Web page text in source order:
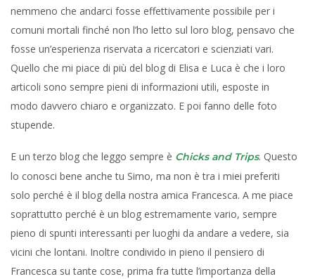
nemmeno che andarci fosse effettivamente possibile per i
comuni mortali finché non l’ho letto sul loro blog, pensavo che
fosse un’esperienza riservata a ricercatori e scienziati vari.
Quello che mi piace di più del blog di Elisa e Luca è che i loro
articoli sono sempre pieni di informazioni utili, esposte in
modo davvero chiaro e organizzato. E poi fanno delle foto
stupende.
E un terzo blog che leggo sempre è Chicks and Trips. Questo
lo conosci bene anche tu Simo, ma non è tra i miei preferiti
solo perché è il blog della nostra amica Francesca. A me piace
soprattutto perché è un blog estremamente vario, sempre
pieno di spunti interessanti per luoghi da andare a vedere, sia
vicini che lontani. Inoltre condivido in pieno il pensiero di
Francesca su tante cose, prima fra tutte l’importanza della